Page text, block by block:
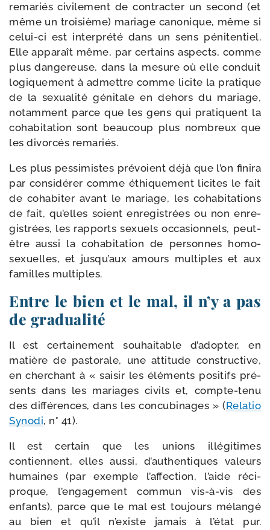
rema­riés civi­le­ment de contrac­ter un second (et
même un troi­sième) mariage cano­nique, même si
celui-​ci est inter­pré­té dans un sens péni­ten­tiel.
Elle appa­raît même, par cer­tains aspects, comme
plus dan­ge­reuse, dans la mesure où elle conduit
logi­que­ment à admettre comme licite la pra­tique
de la sexua­li­té géni­tale en dehors du mariage,
notam­ment parce que les gens qui pra­tiquent la
coha­bi­ta­tion sont beau­coup plus nom­breux que
les divor­cés remariés.
Les plus pes­si­mistes pré­voient déjà que l’on fini­ra
par consi­dé­rer comme éthi­que­ment licites le fait
de coha­bi­ter avant le mariage, les coha­bi­ta­tions
de fait, qu’elles soient enre­gis­trées ou non enre­
gis­trées, les rap­ports sexuels occa­sion­nels, peut-​
être aus­si la coha­bi­ta­tion de per­sonnes homo­
sexuelles, et jusqu’aux amours mul­tiples et aux
familles multiples.
Entre le bien et le mal, il n’y a pas
de gradualité
Il est cer­tai­ne­ment sou­hai­table d’adopter, en
matière de pas­to­rale, une atti­tude construc­tive,
en cher­chant à « sai­sir les élé­ments posi­tifs pré­
sents dans les mariages civils et, compte-​tenu
des dif­fé­rences, dans les concu­bi­nages » (Relatio
Synodi, n° 41).
Il est cer­tain que les unions illé­gi­times
contiennent, elles aus­si, d’authentiques valeurs
humaines (par exemple l’affection, l’aide réci­
proque, l’engagement com­mun vis-​à-​vis des
enfants), parce que le mal est tou­jours mélan­gé
au bien et qu’il n’existe jamais à l’état pur.